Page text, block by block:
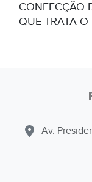
CONFECÇÃO
QUE TRATA O
Av.